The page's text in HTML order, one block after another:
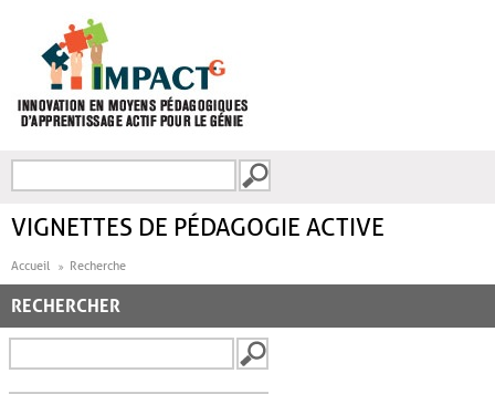
FORMULAIRE DE
VIGNETTES DE PÉDAGOGIE ACTIVE
Accueil Recherche
RECHERCHER